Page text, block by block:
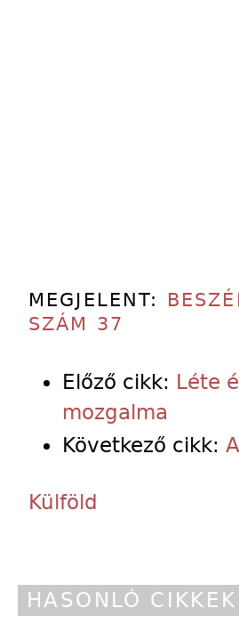
MEGJELENT:
SZÁM 37
Előző cikk: Léte
mozgalma
Következő cikk:
Külföld
HASONLÓ CIKKEK